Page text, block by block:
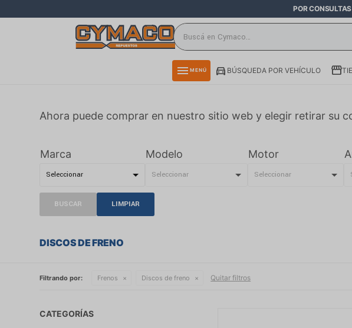
POR
menu MENÚ BÚSQUEDA POR VEHÍCULO
Ahora puede comprar en nuestro sitio web y elegir retirar su
Marca Modelo Motor
BUSCAR LIMPIAR
DISCOS DE FRENO
Filtrando por: Frenos Discos de freno Quitar filtros
CATEGORÍAS
close
directions_car
smartphone